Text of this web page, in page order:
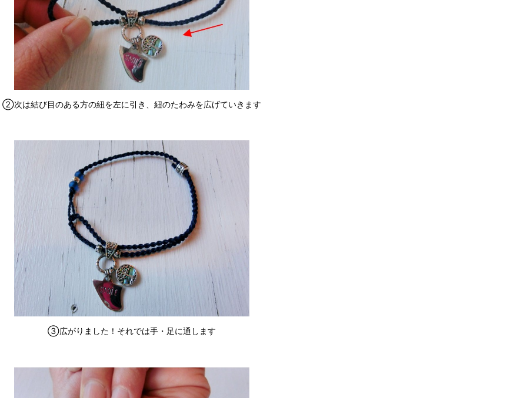
②次は結び目のある方の紐を左に引き、紐のたわみを広げていきます
③広がりました！それでは手・足に通します